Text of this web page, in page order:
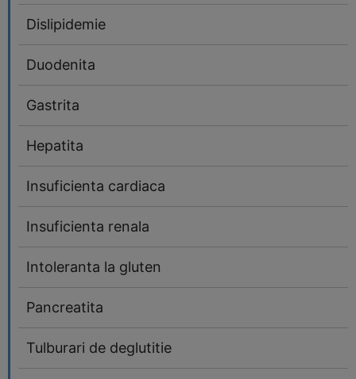
Dislipidemie
Duodenita
Gastrita
Hepatita
Insuficienta cardiaca
Insuficienta renala
Intoleranta la gluten
Pancreatita
Tulburari de deglutitie